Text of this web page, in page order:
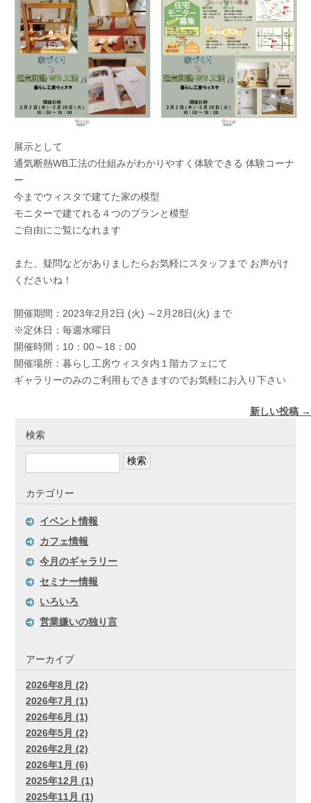
展示として
通気断熱WB工法の仕組みがわかりやすく体験できる 体験コーナ
ー
今までウィスタで建てた家の模型
モニターで建てれる４つのプランと模型
ご自由にご覧になれます
また、疑問などがありましたらお気軽にスタッフまで お声がけ
くださいね！
開催期間：2023年2月2日 (火) ～2月28日(火) まで
※定休日：毎週水曜日
開催時間：10：00～18：00
開催場所：暮らし工房ウィスタ内１階カフェにて
ギャラリーのみのご利用もできますのでお気軽にお入り下さい
新しい投稿 →
検索
カテゴリー
イベント情報
カフェ情報
今月のギャラリー
セミナー情報
いろいろ
営業嫌いの独り言
アーカイブ
2026年8月 (2)
2026年7月 (1)
2026年6月 (1)
2026年5月 (2)
2026年2月 (2)
2026年1月 (6)
2025年12月 (1)
2025年11月 (1)